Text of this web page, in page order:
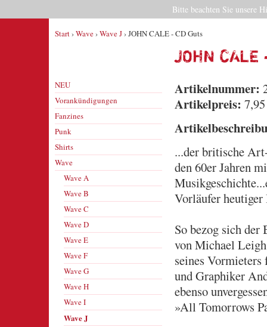
Start›Wave›Wave J› JOHN CALE - CD Guts
JOHN
NEU
Vorankündigungen
Fanzines
Punk
Shirts
Wave
Wave A
Wave B
Wave C
Wave D
Wave E
Wave F
Wave G
Wave H
Wave I
Wave J
Artikelnummer:
Artikelpreis:
...der britische
den 60er Jahren
Vorläufer
So bezog sich der
von Michael
seines
und Graphiker
ebenso
»All Tomorrows
Bitte beachten Sie unsere